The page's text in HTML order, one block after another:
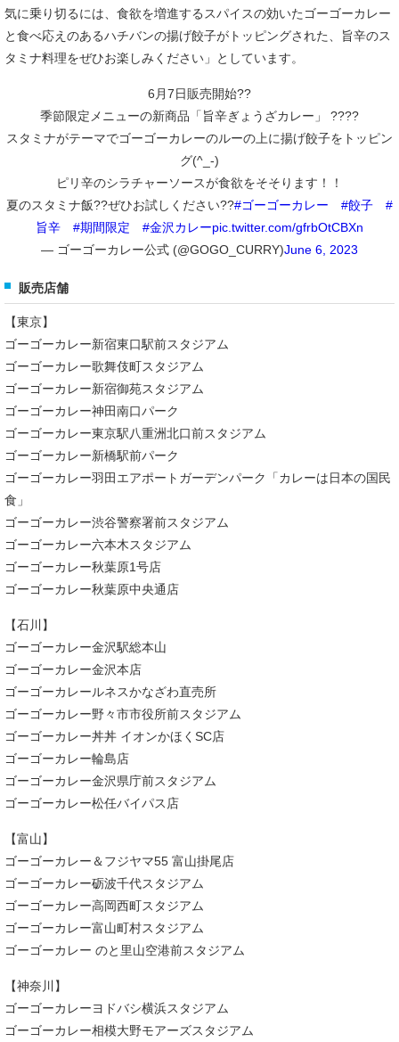
気に乗り切るには、食欲を増進するスパイスの効いたゴーゴーカレー
と食べ応えのあるハチバンの揚げ餃子がトッピングされた、旨辛のス
タミナ料理をぜひお楽しみください」としています。
6月7日販売開始??
季節限定メニューの新商品「旨辛ぎょうざカレー」 ????
スタミナがテーマでゴーゴーカレーのルーの上に揚げ餃子をトッピン
グ(^_-)
ピリ辛のシラチャーソースが食欲をそそります！！
夏のスタミナ飯??ぜひお試しください??#ゴーゴーカレー #餃子
#
旨辛
#期間限定 #金沢カレーpic.twitter.com/gfrbOtCBXn
— ゴーゴーカレー公式 (@GOGO_CURRY)June 6, 2023
販売店舗
【東京】
ゴーゴーカレー新宿東口駅前スタジアム
ゴーゴーカレー歌舞伎町スタジアム
ゴーゴーカレー新宿御苑スタジアム
ゴーゴーカレー神田南口パーク
ゴーゴーカレー東京駅八重洲北口前スタジアム
ゴーゴーカレー新橋駅前パーク
ゴーゴーカレー羽田エアポートガーデンパーク「カレーは日本の国民
食」
ゴーゴーカレー渋谷警察署前スタジアム
ゴーゴーカレー六本木スタジアム
ゴーゴーカレー秋葉原1号店
ゴーゴーカレー秋葉原中央通店
【石川】
ゴーゴーカレー金沢駅総本山
ゴーゴーカレー金沢本店
ゴーゴーカレールネスかなざわ直売所
ゴーゴーカレー野々市市役所前スタジアム
ゴーゴーカレー丼丼 イオンかほくSC店
ゴーゴーカレー輪島店
ゴーゴーカレー金沢県庁前スタジアム
ゴーゴーカレー松任バイパス店
【富山】
ゴーゴーカレー＆フジヤマ55 富山掛尾店
ゴーゴーカレー砺波千代スタジアム
ゴーゴーカレー高岡西町スタジアム
ゴーゴーカレー富山町村スタジアム
ゴーゴーカレー のと里山空港前スタジアム
【神奈川】
ゴーゴーカレーヨドバシ横浜スタジアム
ゴーゴーカレー相模大野モアーズスタジアム